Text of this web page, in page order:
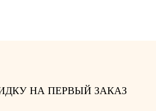
НА ПЕРВЫЙ ЗАКАЗ
СО МНОЙ